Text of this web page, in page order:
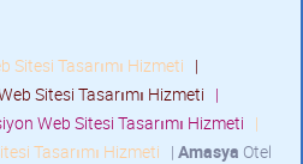
Sitesi Tasarımı Hizmeti |
Sitesi Tasarımı Hizmeti |
Web Sitesi Tasarımı Hizmeti |
Tasarımı Hizmeti | Amasya Otel